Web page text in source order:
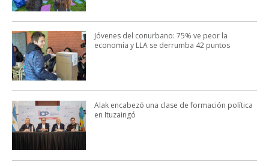
Jóvenes del conurbano: 75% ve peor la
economía y LLA se derrumba 42 puntos
Alak encabezó una clase de formación política
en Ituzaingó